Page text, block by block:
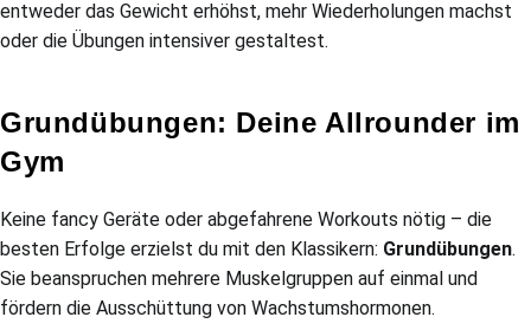
entweder das Gewicht erhöhst, mehr Wiederholungen machst
oder die Übungen intensiver gestaltest.
Grundübungen: Deine Allrounder im
Gym
Keine fancy Geräte oder abgefahrene Workouts nötig – die
besten Erfolge erzielst du mit den Klassikern: Grundübungen.
Sie beanspruchen mehrere Muskelgruppen auf einmal und
fördern die Ausschüttung von Wachstumshormonen.